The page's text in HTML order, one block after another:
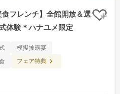
食フレンチ】全館開放＆選
体験＊ハナユメ限定
クリ
模擬披露宴
フェア特典